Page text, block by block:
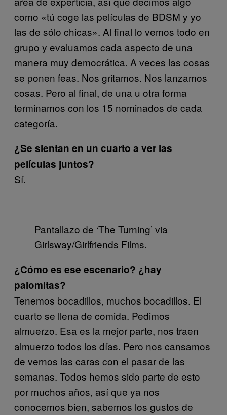
como «tú coge las películas de BDSM y yo
las de sólo chicas». Al final lo vemos todo en
grupo y evaluamos cada aspecto de una
manera muy democrática. A veces las cosas
se ponen feas. Nos gritamos. Nos lanzamos
cosas. Pero al final, de una u otra forma
terminamos con los 15 nominados de cada
categoría.
¿Se sientan en un cuarto a ver las
películas juntos?
Sí.
Pantallazo de ‘The Turning’ via
Girlsway/Girlfriends Films.
¿Cómo es ese escenario? ¿hay
palomitas?
Tenemos bocadillos, muchos bocadillos. El
cuarto se llena de comida. Pedimos
almuerzo. Esa es la mejor parte, nos traen
almuerzo todos los días. Pero nos cansamos
de vernos las caras con el pasar de las
semanas. Todos hemos sido parte de esto
por muchos años, así que ya nos
conocemos bien, sabemos los gustos de